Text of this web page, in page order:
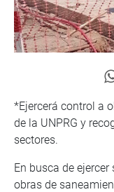
*Ejercerá control a
de la UNPRG y
sectores.
En busca de
obras de